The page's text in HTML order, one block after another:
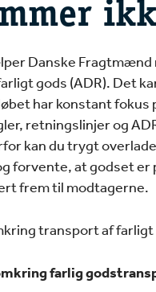
Danske
gods (ADR). Det
har konstant fokus
retningslinjer og
kan du trygt
forvente, at godset
frem til modtagerne.
transport af farligt
farlig